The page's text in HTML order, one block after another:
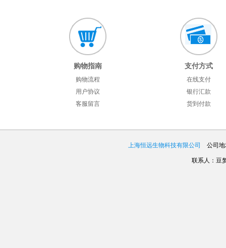
购物指南
购物流程
用户协议
客服留言
支付方式
在线支付
银行汇款
货到付款
上海恒远生物科技有限公司 公司地
联系人：豆